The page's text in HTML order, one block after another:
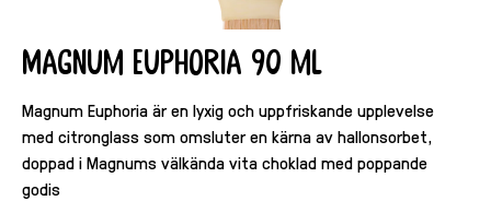
Magnum Euphoria 90 ml
Magnum Euphoria är en lyxig och uppfriskande upplevelse
med citronglass som omsluter en kärna av hallonsorbet,
doppad i Magnums välkända vita choklad med poppande
godis